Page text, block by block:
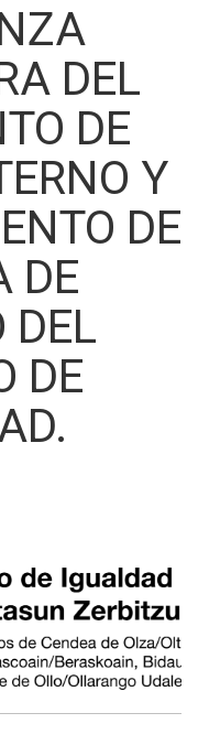
DEL
DE
Y
DE
DE
DEL
DE